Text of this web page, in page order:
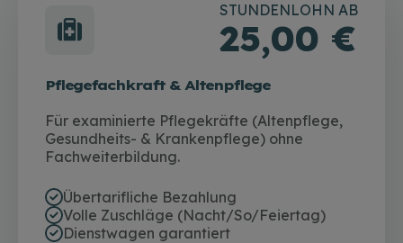
STUNDENLOHN AB
25,00 €
Pflegefachkraft & Altenpflege
Für examinierte Pflegekräfte (Altenpflege,
Gesundheits- & Krankenpflege) ohne
Fachweiterbildung.
Übertarifliche Bezahlung
Volle Zuschläge (Nacht/So/Feiertag)
Dienstwagen garantiert